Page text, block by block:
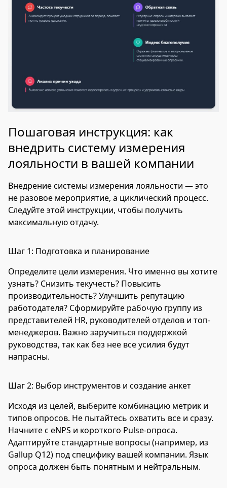
Пошаговая инструкция: как
внедрить систему измерения
лояльности в вашей компании
Внедрение системы измерения лояльности — это
не разовое мероприятие, а циклический процесс.
Следуйте этой инструкции, чтобы получить
максимальную отдачу.
Шаг 1: Подготовка и планирование
Определите цели измерения. Что именно вы хотите
узнать? Снизить текучесть? Повысить
производительность? Улучшить репутацию
работодателя? Сформируйте рабочую группу из
представителей HR, руководителей отделов и топ-
менеджеров. Важно заручиться поддержкой
руководства, так как без нее все усилия будут
напрасны.
Шаг 2: Выбор инструментов и создание анкет
Исходя из целей, выберите комбинацию метрик и
типов опросов. Не пытайтесь охватить все и сразу.
Начните с eNPS и короткого Pulse-опроса.
Адаптируйте стандартные вопросы (например, из
Gallup Q12) под специфику вашей компании. Язык
опроса должен быть понятным и нейтральным.